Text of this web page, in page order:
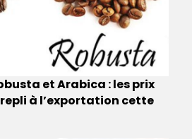
et Arabica : les prix
à l’exportation cette